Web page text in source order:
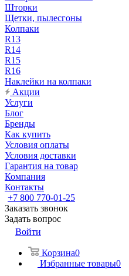
Шторки
Щетки, пылесгоны
Колпаки
R13
R14
R15
R16
Наклейки на колпаки
Акции
Услуги
Блог
Бренды
Как купить
Условия оплаты
Условия доставки
Гарантия на товар
Компания
Контакты
+7 800 770-01-25
Заказать звонок
Задать вопрос
Войти
Корзина0
Избранные товары0